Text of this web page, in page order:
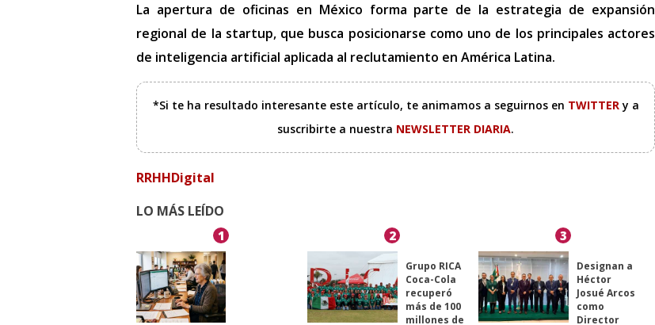
La apertura de oficinas en México forma parte de la estrategia de expansión
regional de la startup, que busca posicionarse como uno de los principales actores
de inteligencia artificial aplicada al reclutamiento en América Latina.
*Si te ha resultado interesante este artículo, te animamos a seguirnos en TWITTERy a
suscribirte a nuestra NEWSLETTER DIARIA.
RRHHDigital
LO MÁS LEÍDO
1 2
Grupo RICA
Coca-Cola
recuperó
más de 100
millones de
3
Designan a
Héctor
Josué Arcos
como
Director